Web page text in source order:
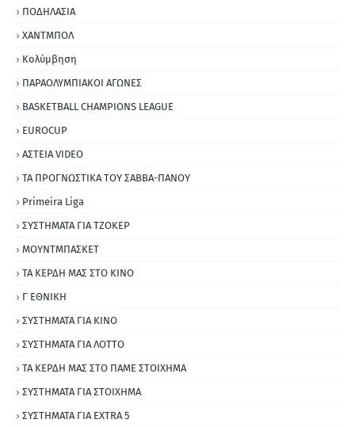
ΠΟΔΗΛΑΣΙΑ
ΧΑΝΤΜΠΟΛ
Κολύμβηση
ΠΑΡΑΟΛΥΜΠΙΑΚΟΙ ΑΓΩΝΕΣ
BASKETBALL CHAMPIONS LEAGUE
EUROCUP
ΑΣΤΕΙΑ VIDEO
ΤΑ ΠΡΟΓΝΩΣΤΙΚΑ ΤΟΥ ΣΑΒΒΑ-ΠΑΝΟΥ
Primeira Liga
ΣΥΣΤΗΜΑΤΑ ΓΙΑ ΤΖΟΚΕΡ
ΜΟΥΝΤΜΠΑΣΚΕΤ
ΤΑ ΚΕΡΔΗ ΜΑΣ ΣΤΟ ΚΙΝΟ
Γ ΕΘΝΙΚΗ
ΣΥΣΤΗΜΑΤΑ ΓΙΑ ΚΙΝΟ
ΣΥΣΤΗΜΑΤΑ ΓΙΑ ΛΟΤΤΟ
ΤΑ ΚΕΡΔΗ ΜΑΣ ΣΤΟ ΠΑΜΕ ΣΤΟΙΧΗΜΑ
ΣΥΣΤΗΜΑΤΑ ΓΙΑ ΣΤΟΙΧΗΜΑ
ΣΥΣΤΗΜΑΤΑ ΓΙΑ ΕΧΤRΑ 5